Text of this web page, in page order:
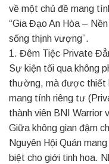
về một chủ đề mang
“Gia Đạo An Hòa –
sống thịnh vượng”.
1. Đêm Tiệc Private
Sự kiện tối qua không
thường, mà được thiết
mang tính riêng tư
thành viên BNI Warrior
Giữa không gian đậm
Nguyên Hội Quán
biệt cho giới tinh hoa.